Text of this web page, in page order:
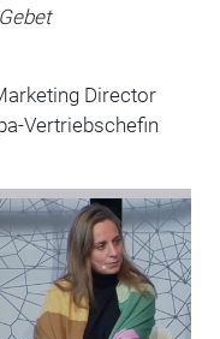
Director
Vertriebschefin